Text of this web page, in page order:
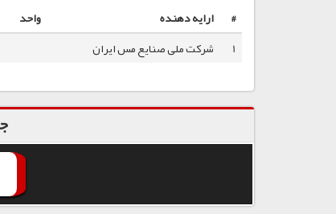
# ارایه دهنده واحد
1
شرکت ملی صنایع مس ایران